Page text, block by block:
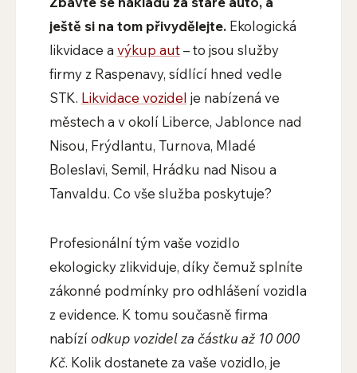
ještě si na tom přivydělejte.Ekologická
likvidace a výkup aut– to jsou služby
firmy z Raspenavy, sídlící hned vedle
STK. Likvidace vozidel je nabízená ve
městech a v okolí Liberce, Jablonce nad
Nisou, Frýdlantu, Turnova, Mladé
Boleslavi, Semil, Hrádku nad Nisou a
Tanvaldu. Co vše služba poskytuje?
Profesionální tým vaše vozidlo
ekologicky zlikviduje, díky čemuž splníte
zákonné podmínky pro odhlášení vozidla
z evidence. K tomu současně firma
nabízíodkup vozidel za částku až 10 000
Kč. Kolik dostanete za vaše vozidlo, je